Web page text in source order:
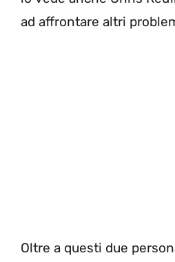
ad affrontare altri
Oltre a questi due